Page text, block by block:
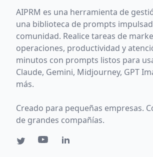
AIPRM es una herramienta de
una biblioteca de prompts
comunidad. Realice tareas de
operaciones, productividad y
minutos con prompts listos para
Claude, Gemini, Midjourney, GPT
más.
Creado para pequeñas empresas.
de grandes compañías.